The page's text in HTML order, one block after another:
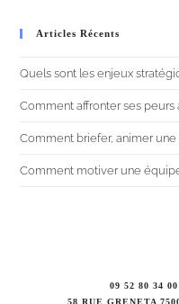
Articles Récents
Quels sont les enjeux
Comment affronter ses peurs
Comment briefer, animer
Comment motiver une
09 52 80 34 00
58 RUE GRENETA